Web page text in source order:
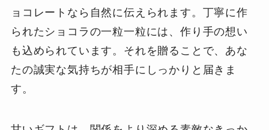
ョコレートなら自然に伝えられます。丁寧に作
られたショコラの一粒一粒には、作り手の想い
も込められています。それを贈ることで、あな
たの誠実な気持ちが相手にしっかりと届きま
す。